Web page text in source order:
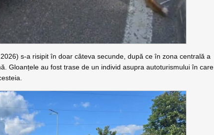
s-a risipit în doar câteva secunde, după ce în zona centrală a
Gloanțele au fost trase de un individ asupra autoturismului în care